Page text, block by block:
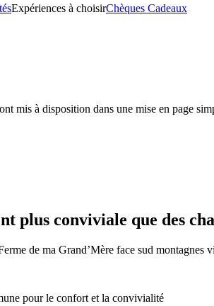
Expériences à choisirChèques Cadeaux
mis à disposition dans une mise en page
plus conviviale que des
de ma Grand’Mère face sud montagnes
pour le confort et la convivialité